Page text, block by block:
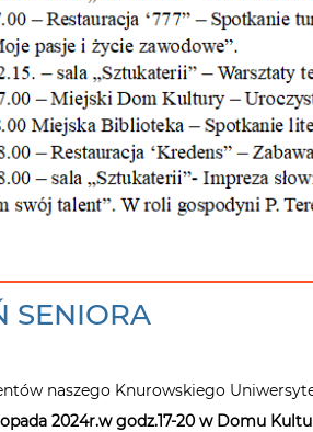
SENIORA
naszego Knurowskiego
2024r.w godz.17-20 w Domu